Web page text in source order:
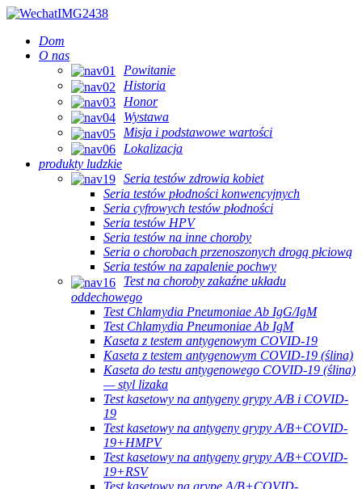
Dom
O nas
Powitanie
Historia
Honor
Wystawa
Misja i podstawowe wartości
Lokalizacja
produkty ludzkie
Seria testów zdrowia kobiet
Seria testów płodności konwencyjnych
Seria cyfrowych testów płodności
Seria testów HPV
Seria testów na inne choroby
Seria o chorobach przenoszonych drogą płciową
Seria testów na zapalenie pochwy
Test na choroby zakaźne układu
oddechowego
Test Chlamydia Pneumoniae Ab IgG/IgM
Test Chlamydia Pneumoniae Ab IgM
Kaseta z testem antygenowym COVID-19
Kaseta z testem antygenowym COVID-19 (ślina)
Kaseta do testu antygenowego COVID-19 (ślina)
— styl lizaka
Test kasetowy na antygeny grypy A/B i COVID-
19
Test kasetowy na antygeny grypy A/B+COVID-
19+HMPV
Test kasetowy na antygeny grypy A/B+COVID-
19+RSV
Test kasetowy na grypę A/B+COVID-